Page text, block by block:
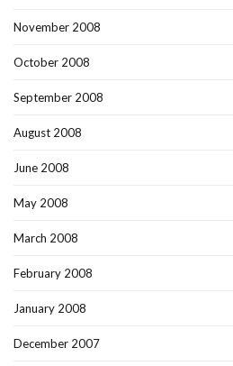
November 2008
October 2008
September 2008
August 2008
June 2008
May 2008
March 2008
February 2008
January 2008
December 2007